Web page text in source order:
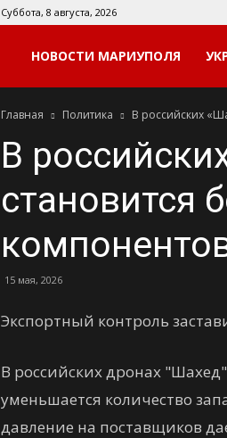
Суббота, 8 августа, 2026
Мой
Мариуполь
НОВОСТИ МАРИУПОЛЯ
Главная Политика В российских
В
становится
15 мая, 2026
Экспортный контроль
В российских дронах
уменьшается количество
давление на поставщиков